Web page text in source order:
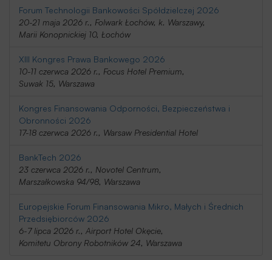
Forum Technologii Bankowości Spółdzielczej 2026
20-21 maja 2026 r., Folwark Łochów, k. Warszawy,
Marii Konopnickiej 10, Łochów
XIII Kongres Prawa Bankowego 2026
10-11 czerwca 2026 r., Focus Hotel Premium,
Suwak 15, Warszawa
Kongres Finansowania Odporności, Bezpieczeństwa i
Obronności 2026
17-18 czerwca 2026 r., Warsaw Presidential Hotel
BankTech 2026
23 czerwca 2026 r., Novotel Centrum,
Marszałkowska 94/98, Warszawa
Europejskie Forum Finansowania Mikro, Małych i Średnich
Przedsiębiorców 2026
6-7 lipca 2026 r., Airport Hotel Okęcie,
Komitetu Obrony Robotników 24, Warszawa